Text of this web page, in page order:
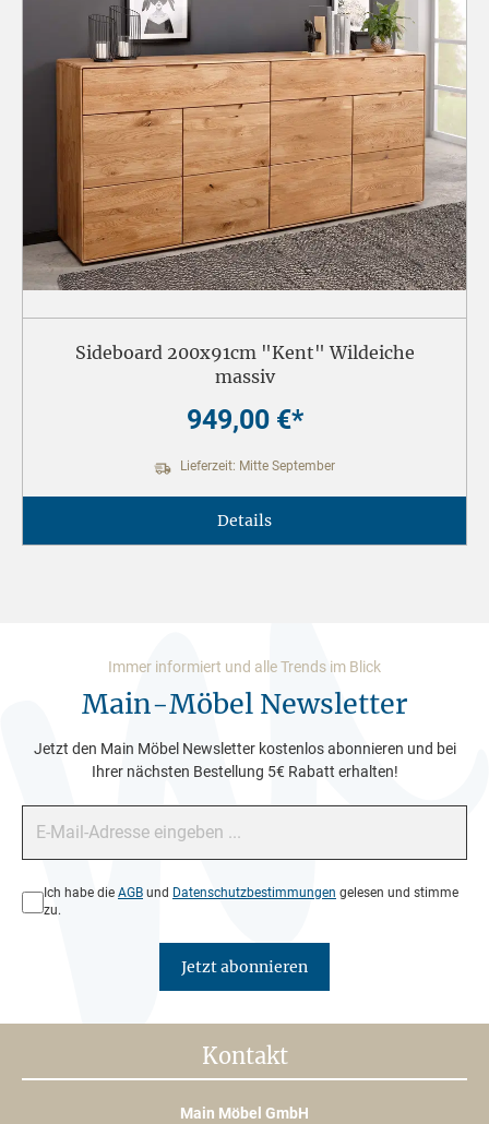
Sideboard 200x91cm "Kent" Wildeiche
massiv
949,00 €*
Lieferzeit: Mitte September
Details
Immer informiert und alle Trends im Blick
Main-Möbel Newsletter
Jetzt den Main Möbel Newsletter kostenlos abonnieren und bei
Ihrer nächsten Bestellung 5€ Rabatt erhalten!
Datenschutz*
Ich habe die AGB und Datenschutzbestimmungen gelesen und stimme
zu.
Jetzt abonnieren
Kontakt
Main Möbel GmbH